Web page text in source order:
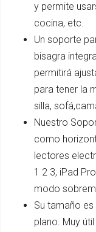
y permite
cocina, etc.
Un soporte
bisagra
permitirá
para tener la
silla,
Nuestro
como
lectores
1 2 3, iPad
modo
Su tamaño
plano. Muy